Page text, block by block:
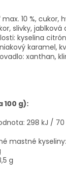
10 %,
slivky,
kyselina
karamel,
xanthan,
100 g):
298 kJ / 70
mastné kyseliny:
g